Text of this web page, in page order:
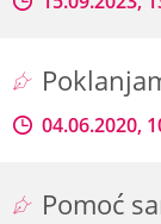
04.06.2020,
Pomoć